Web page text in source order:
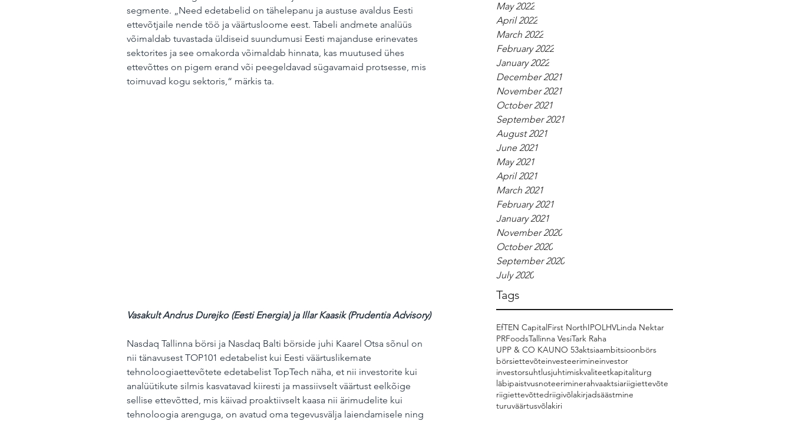
May 2022
April 2022
March 2022
February 2022
January 2022
December 2021
November 2021
October 2021
September 2021
August 2021
June 2021
May 2021
April 2021
March 2021
February 2021
January 2021
November 2020
October 2020
September 2020
July 2020
Tags
EfTEN CapitalFirst NorthIPOLHVLinda Nektar
PRFoodsTallinna VesiTark Raha
UPP & CO KAUNO 53aktsiaambitsioonbörs
börsiettevõteinvesteerimineinvestor
investorsuhtlusjuhtimiskvaliteetkapitaliturg
läbipaistvusnoteeriminerahvaaktsiariigiettevõte
riigiettevõttedriigivõlakirjadsäästmine
turuväärtusvõlakiri
segmente. „Need edetabelid on tähelepanu ja austuse avaldus Eesti
ettevõtjaile nende töö ja väärtusloome eest. Tabeli andmete analüüs
võimaldab tuvastada üldiseid suundumusi Eesti majanduse erinevates
sektorites ja see omakorda võimaldab hinnata, kas muutused ühes
ettevõttes on pigem erand või peegeldavad sügavamaid protsesse, mis
toimuvad kogu sektoris,“ märkis ta.
Vasakult Andrus Durejko (Eesti Energia) ja Illar Kaasik (Prudentia Advisory)
Nasdaq Tallinna börsi ja Nasdaq Balti börside juhi Kaarel Otsa sõnul on
nii tänavusest TOP101 edetabelist kui Eesti väärtuslikemate
tehnoloogiaettevõtete edetabelist TopTech näha, et nii investorite kui
analüütikute silmis kasvatavad kiiresti ja massiivselt väärtust eelkõige
sellise ettevõtted, mis käivad proaktiivselt kaasa nii ärimudelite kui
tehnoloogia arenguga, on avatud oma tegevusvälja laiendamisele ning